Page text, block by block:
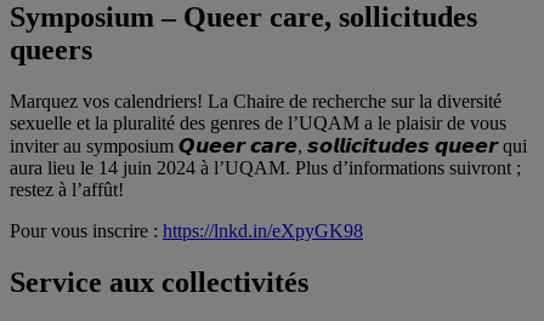
Symposium – Queer care, sollicitudes
queers
Marquez vos calendriers! La Chaire de recherche sur la diversité
sexuelle et la pluralité des genres de l’UQAM a le plaisir de vous
inviter au symposium 𝙌𝙪𝙚𝙚𝙧 𝙘𝙖𝙧𝙚, 𝙨𝙤𝙡𝙡𝙞𝙘𝙞𝙩𝙪𝙙𝙚𝙨 𝙦𝙪𝙚𝙚𝙧 qui
aura lieu le 14 juin 2024 à l’UQAM. Plus d’informations suivront ;
restez à l’affût!
Pour vous inscrire : https://lnkd.in/eXpyGK98
Service aux collectivités